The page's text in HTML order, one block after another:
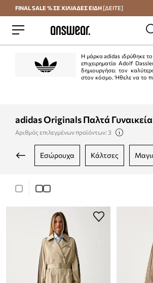
Εξοικονομήστε με το Answear Club
FINAL SALE % ΣΕ ΧΙΛΙΑΔΕΣ ΕΙΔΗ [ΔΕΙΤΕ]
Η μάρκα adidas ιδρύθηκε
επιχειρηματία Adolf
δημιουργήσει τον
στον κόσμο. Ήθελε να το
adidas Originals Παλτά Γυναικεία
Αριθμός επιλεγμένων προϊόντων: 3
εσώρουχα κάλτσες